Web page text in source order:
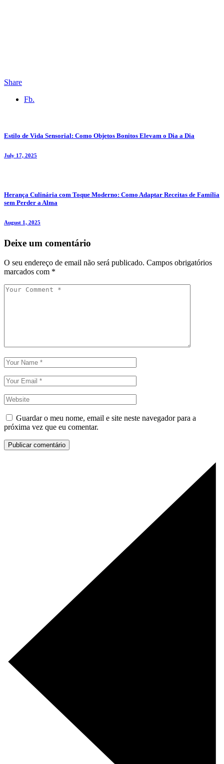
Share
Fb.
Estilo de Vida Sensorial: Como Objetos Bonitos Elevam o Dia a Dia
July 17, 2025
Herança Culinária com Toque Moderno: Como Adaptar Receitas de Família
sem Perder a Alma
August 1, 2025
Deixe um comentário
O seu endereço de email não será publicado. Campos obrigatórios
marcados com *
Guardar o meu nome, email e site neste navegador para a
próxima vez que eu comentar.
Publicar comentário